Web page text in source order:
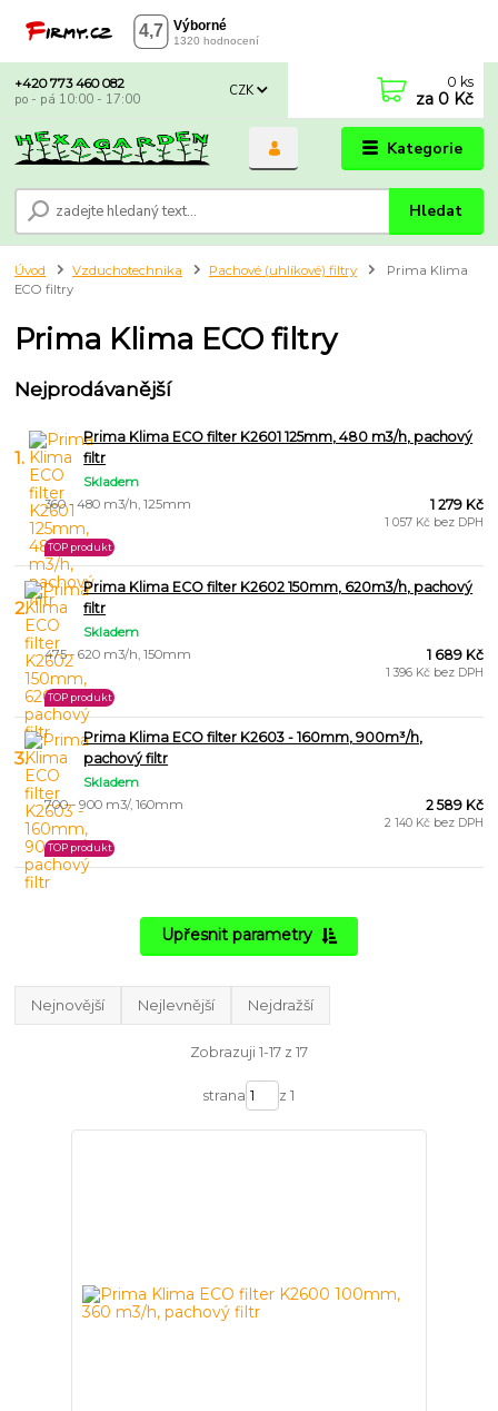
Kategorie
CZK
Hledat
+420 773 460 082
po - pá 10:00 - 17:00
0 ks
za 0 Kč
Úvod Vzduchotechnika Pachové (uhlíkové) filtry
Prima Klima
ECO filtry
Prima Klima ECO filtry
Nejprodávanější
1.
Prima Klima ECO filter K2601 125mm, 480 m3/h, pachový
filtr
360 - 480 m3/h, 125mm
Skladem
TOP produkt
1 279 Kč
1 057 Kč bez DPH
2.
Prima Klima ECO filter K2602 150mm, 620m3/h, pachový
filtr
475 - 620 m3/h, 150mm
Skladem
TOP produkt
1 689 Kč
1 396 Kč bez DPH
3.
Prima Klima ECO filter K2603 - 160mm, 900m³/h,
pachový filtr
700 - 900 m3/, 160mm
Skladem
TOP produkt
2 589 Kč
2 140 Kč bez DPH
Upřesnit parametry
Nejnovější Nejlevnější Nejdražší
Zobrazuji 1-17 z 17
strana z 1